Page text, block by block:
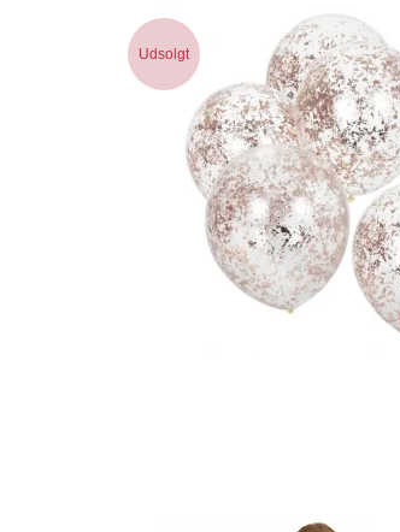
Udsolgt